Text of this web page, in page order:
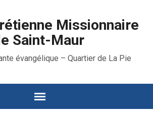
Missionnaire
Saint-Maur
évangélique – Quartier de La Pie